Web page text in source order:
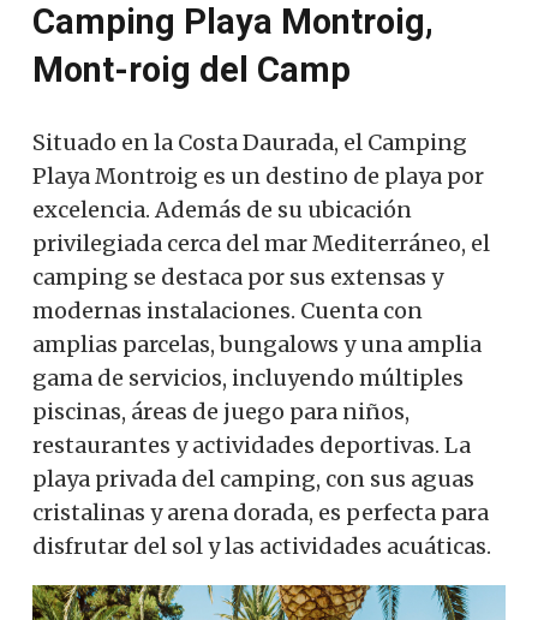
Camping Playa Montroig,
Mont-roig del Camp
Situado en la Costa Daurada, el Camping
Playa Montroig es un destino de playa por
excelencia. Además de su ubicación
privilegiada cerca del mar Mediterráneo, el
camping se destaca por sus extensas y
modernas instalaciones. Cuenta con
amplias parcelas, bungalows y una amplia
gama de servicios, incluyendo múltiples
piscinas, áreas de juego para niños,
restaurantes y actividades deportivas. La
playa privada del camping, con sus aguas
cristalinas y arena dorada, es perfecta para
disfrutar del sol y las actividades acuáticas.